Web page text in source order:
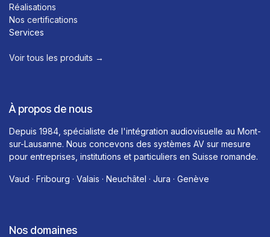
Réalisations
Nos certifications
Services
Voir tous les produits →​
À propos de nous
Depuis 1984, spécialiste de l'intégration audiovisuelle au Mont-
sur-Lausanne. Nous concevons des systèmes AV sur mesure
pour entreprises, institutions et particuliers en Suisse romande.
Vaud · Fribourg · Valais · Neuchâtel · Jura · Genève
Nos domaines